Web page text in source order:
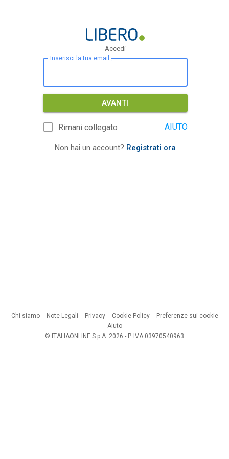
Accedi
Inserisci la tua email
AVANTI
Rimani collegato AIUTO
Non hai un account? Registrati ora
Chi siamo Note Legali Privacy Cookie Policy
Preferenze sui cookie
Aiuto
© ITALIAONLINE S.p.A. 2026 - P. IVA 03970540963